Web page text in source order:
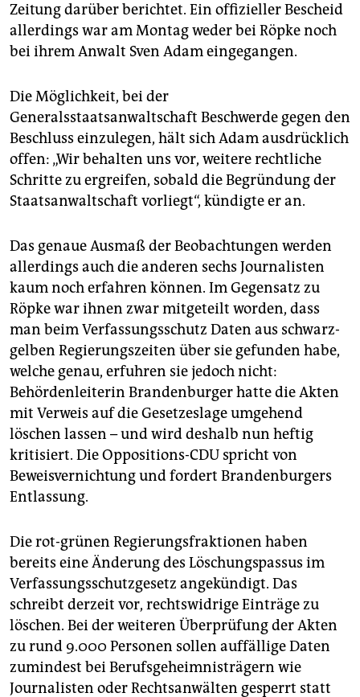
Zeitung darüber berichtet. Ein offizieller Bescheid
allerdings war am Montag weder bei Röpke noch
bei ihrem Anwalt Sven Adam eingegangen.
Die Möglichkeit, bei der
Generalsstaatsanwaltschaft Beschwerde gegen den
Beschluss einzulegen, hält sich Adam ausdrücklich
offen: „Wir behalten uns vor, weitere rechtliche
Schritte zu ergreifen, sobald die Begründung der
Staatsanwaltschaft vorliegt“, kündigte er an.
Das genaue Ausmaß der Beobachtungen werden
allerdings auch die anderen sechs Journalisten
kaum noch erfahren können. Im Gegensatz zu
Röpke war ihnen zwar mitgeteilt worden, dass
man beim Verfassungsschutz Daten aus schwarz-
gelben Regierungszeiten über sie gefunden habe,
welche genau, erfuhren sie jedoch nicht:
Behördenleiterin Brandenburger hatte die Akten
mit Verweis auf die Gesetzeslage umgehend
löschen lassen – und wird deshalb nun heftig
kritisiert. Die Oppositions-CDU spricht von
Beweisvernichtung und fordert Brandenburgers
Entlassung.
Die rot-grünen Regierungsfraktionen haben
bereits eine Änderung des Löschungspassus im
Verfassungsschutzgesetz angekündigt. Das
schreibt derzeit vor, rechtswidrige Einträge zu
löschen. Bei der weiteren Überprüfung der Akten
zu rund 9.000 Personen sollen auffällige Daten
zumindest bei Berufsgeheimnisträgern wie
Journalisten oder Rechtsanwälten gesperrt statt